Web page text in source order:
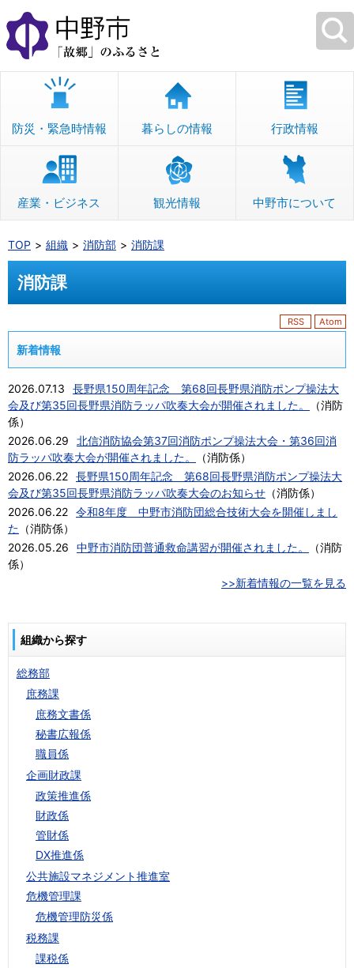
本
文
へ
移
防災・緊急時情報 暮らしの情報 行政情報
産業・ビジネス 観光情報 中野市について
TOP 組織 消防部 消防課
消防課
RSS Atom
新着情報
2026.07.13
長野県150周年記念 第68回長野県消防ポンプ操法大
会及び第35回長野県消防ラッパ吹奏大会が開催されました。
（消防
係）
2026.06.29
北信消防協会第37回消防ポンプ操法大会・第36回消
防ラッパ吹奏大会が開催されました。
（消防係）
2026.06.22 長野県150周年記念 第68回長野県消防ポンプ操法大
会及び第35回長野県消防ラッパ吹奏大会のお知らせ （消防係）
2026.06.22 令和8年度 中野市消防団総合技術大会を開催しまし
た （消防係）
2026.05.26
中野市消防団普通救命講習が開催されました。 （消防
係）
>>新着情報の一覧を見る
組織から探す
総務部
庶務課
庶務文書係
秘書広報係
職員係
企画財政課
政策推進係
財政係
管財係
DX推進係
公共施設マネジメント推進室
危機管理課
危機管理防災係
税務課
課税係